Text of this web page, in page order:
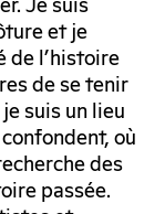
et je
de l’histoire
de se tenir
suis un lieu
où
des
passée.